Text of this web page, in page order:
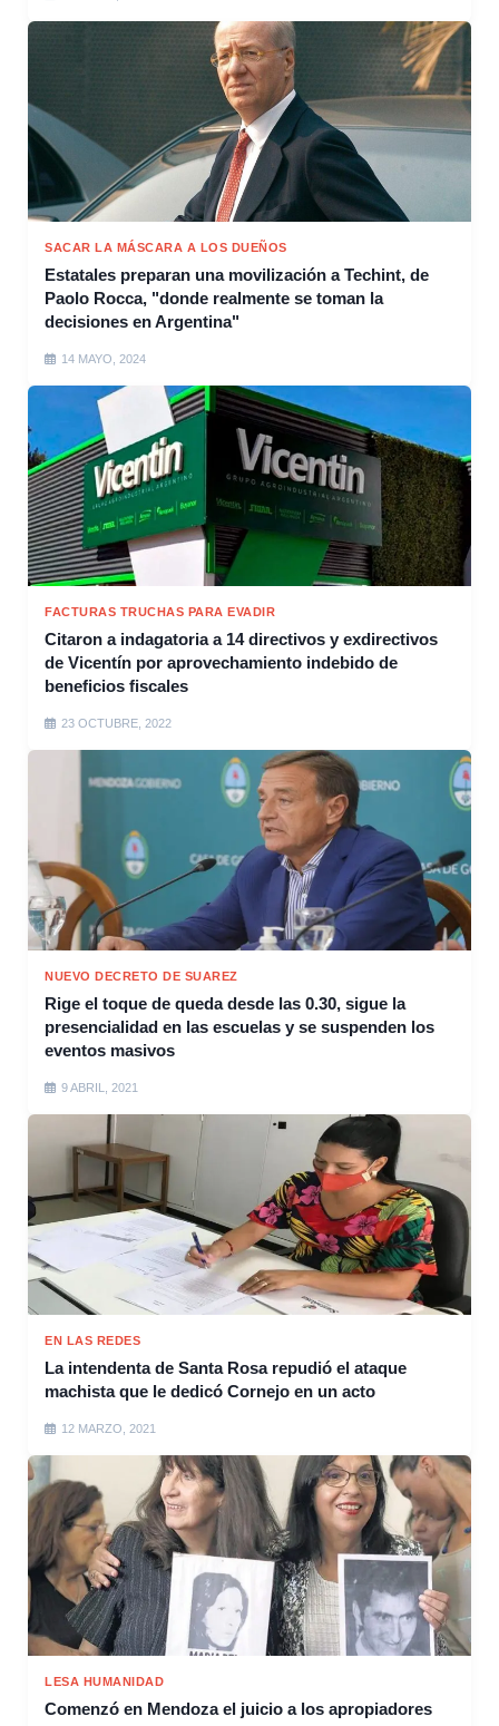
SACAR LA MÁSCARA A LOS DUEÑOS
Estatales preparan una movilización a Techint, de
Paolo Rocca, "donde realmente se toman la
decisiones en Argentina"
14 MAYO, 2024
FACTURAS TRUCHAS PARA EVADIR
Citaron a indagatoria a 14 directivos y exdirectivos
de Vicentín por aprovechamiento indebido de
beneficios fiscales
23 OCTUBRE, 2022
NUEVO DECRETO DE SUAREZ
Rige el toque de queda desde las 0.30, sigue la
presencialidad en las escuelas y se suspenden los
eventos masivos
9 ABRIL, 2021
EN LAS REDES
La intendenta de Santa Rosa repudió el ataque
machista que le dedicó Cornejo en un acto
12 MARZO, 2021
LESA HUMANIDAD
Comenzó en Mendoza el juicio a los apropiadores